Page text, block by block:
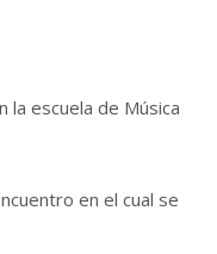
la escuela de Música
en el cual se